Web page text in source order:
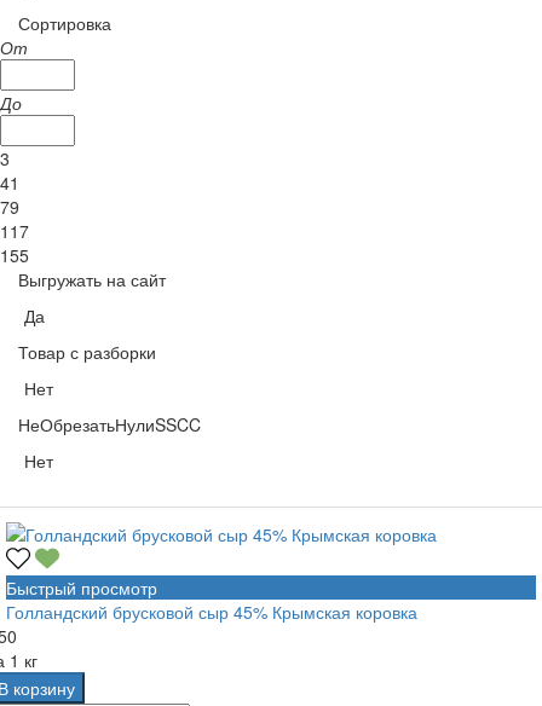
Сортировка
От
До
3
41
79
117
155
Выгружать на сайт
Да
Товар с разборки
Нет
НеОбрезатьНулиSSCC
Нет
Быстрый просмотр
Голландский брусковой сыр 45% Крымская коровка
1 кг
корзину